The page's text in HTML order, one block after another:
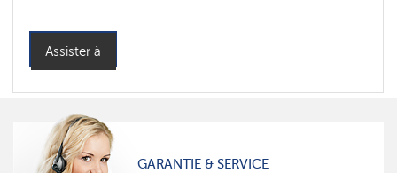
Assister à
GARANTIE & SERVICE